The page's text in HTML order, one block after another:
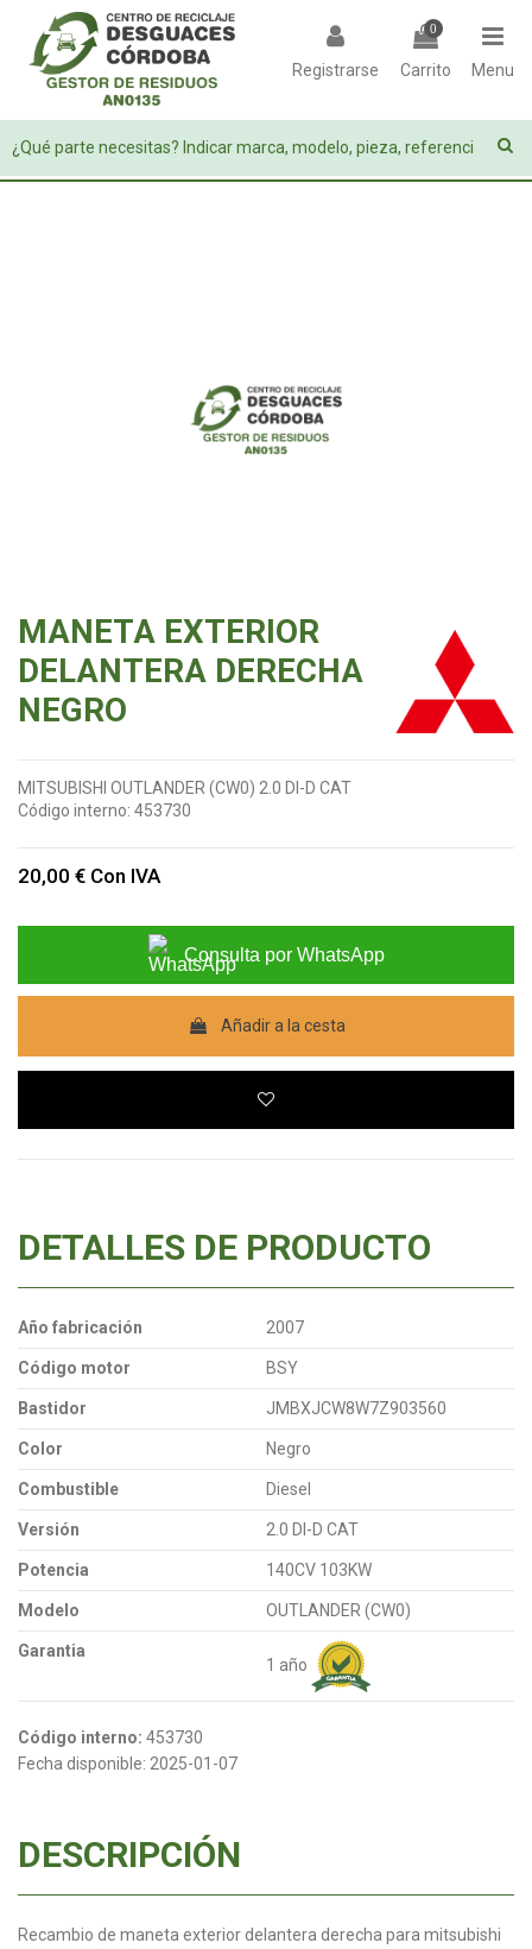
Registrarse
0
Carrito Menu
MANETA EXTERIOR
DELANTERA DERECHA
NEGRO
MITSUBISHI OUTLANDER (CW0) 2.0 DI-D CAT
Código interno: 453730
20,00 € Con IVA
Consulta por WhatsApp
Añadir a la cesta
DETALLES DE PRODUCTO
Año fabricación 2007
Código motor BSY
Bastidor JMBXJCW8W7Z903560
Color Negro
Combustible Diesel
Versión 2.0 DI-D CAT
Potencia 140CV 103KW
Modelo OUTLANDER (CW0)
Garantia
1 año
Código interno: 453730
Fecha disponible: 2025-01-07
DESCRIPCIÓN
Recambio de maneta exterior delantera derecha para mitsubishi